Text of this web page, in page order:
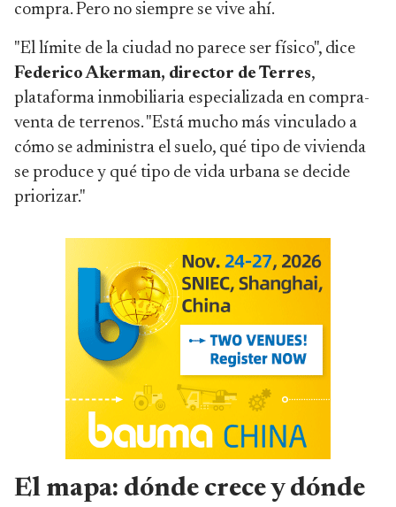
compra. Pero no siempre se vive ahí.
"El límite de la ciudad no parece ser físico", dice
Federico Akerman, director de Terres,
plataforma inmobiliaria especializada en compra-
venta de terrenos. "Está mucho más vinculado a
cómo se administra el suelo, qué tipo de vivienda
se produce y qué tipo de vida urbana se decide
priorizar."
El mapa: dónde crece y dónde